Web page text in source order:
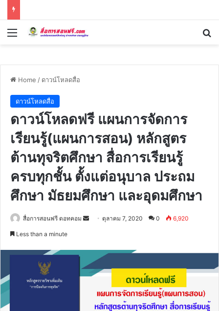
Menu
Home / ดาวน์โหลดสื่อ
ดาวน์โหลดสื่อ
ดาวน์โหลดฟรี แผนการจัดการ
เรียนรู้(แผนการสอน) หลักสูตร
ต้านทุจริตศึกษา สื่อการเรียนรู้
ครบทุกชั้น ตั้งแต่อนุบาล ประถม
ศึกษา มัธยมศึกษา และอุดมศึกษา
สื่อการสอนฟรี ดอทคอม
Send ตุลาคม 7, 2020 0 6,920
Less than a minute